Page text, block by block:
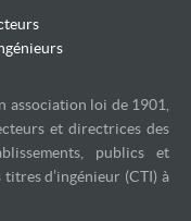
loi de 1901,
et directrices des
publics et
d’ingénieur (CTI) à